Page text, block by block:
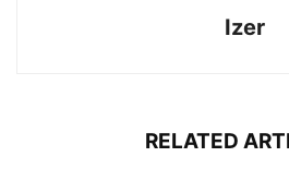
Izer
RELATED